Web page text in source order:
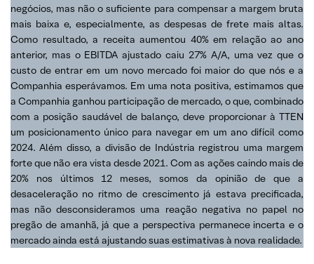
negócios, mas não o suficiente para compensar a margem bruta
mais baixa e, especialmente, as despesas de frete mais altas.
Como resultado, a receita aumentou 40% em relação ao ano
anterior, mas o EBITDA ajustado caiu 27% A/A, uma vez que o
custo de entrar em um novo mercado foi maior do que nós e a
Companhia esperávamos. Em uma nota positiva, estimamos que
a Companhia ganhou participação de mercado, o que, combinado
com a posição saudável de balanço, deve proporcionar à TTEN
um posicionamento único para navegar em um ano difícil como
2024. Além disso, a divisão de Indústria registrou uma margem
forte que não era vista desde 2021. Com as ações caindo mais de
20% nos últimos 12 meses, somos da opinião de que a
desaceleração no ritmo de crescimento já estava precificada,
mas não desconsideramos uma reação negativa no papel no
pregão de amanhã, já que a perspectiva permanece incerta e o
mercado ainda está ajustando suas estimativas à nova realidade.